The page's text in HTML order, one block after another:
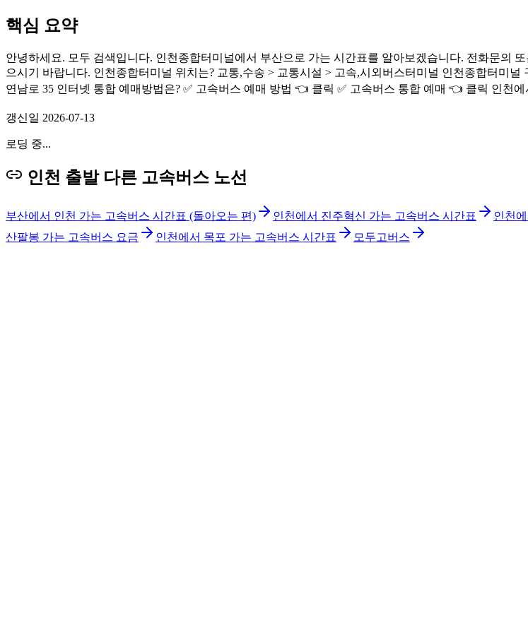
핵심 요약
안녕하세요. 모두 검색입니다. 인천종합터미널에서 부산으로 가는 시간표를 알아보겠습니다. 전화문의
으시기 바랍니다. 인천종합터미널 위치는? 교통,수송 > 교통시설 > 고속,시외버스터미널 인천종합터미
연남로 35 인터넷 통합 예매방법은? ✅ 고속버스 예매 방법 👈 클릭 ✅ 고속버스 통합 예매 👈 클릭 인천
갱신일 2026-07-13
로딩 중...
인천 출발 다른 고속버스 노선
부산에서 인천 가는 고속버스 시간표 (돌아오는 편) 인천에서 진주혁신 가는 고속버스 시간표 인천
산팔봉 가는 고속버스 요금
인천에서 목포 가는 고속버스 시간표 모두고버스